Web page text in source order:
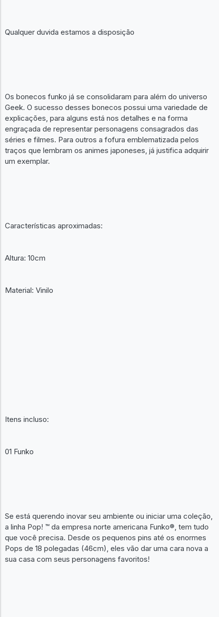
Qualquer duvida estamos a disposição
Os bonecos funko já se consolidaram para além do universo
Geek. O sucesso desses bonecos possui uma variedade de
explicações, para alguns está nos detalhes e na forma
engraçada de representar personagens consagrados das
séries e filmes. Para outros a fofura emblematizada pelos
traços que lembram os animes japoneses, já justifica adquirir
um exemplar.
Características aproximadas:
Altura: 10cm
Material: Vinilo
Itens incluso:
01 Funko
Se está querendo inovar seu ambiente ou iniciar uma coleção,
a linha Pop! ™ da empresa norte americana Funko®, tem tudo
que você precisa. Desde os pequenos pins até os enormes
Pops de 18 polegadas (46cm), eles vão dar uma cara nova a
sua casa com seus personagens favoritos!